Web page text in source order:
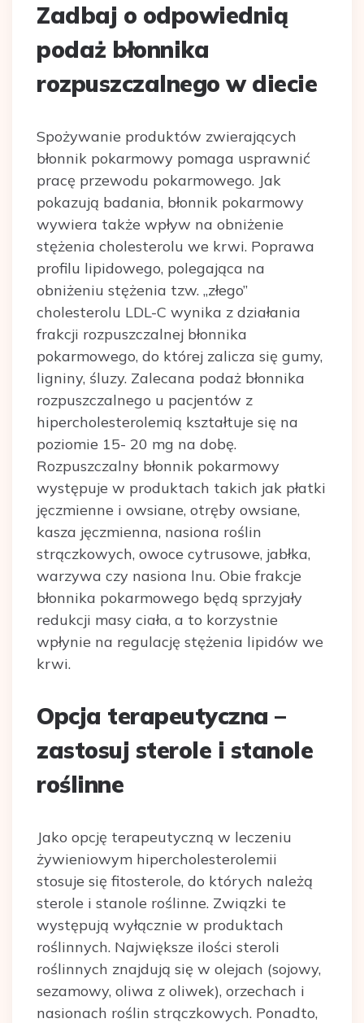
Zadbaj o odpowiednią
podaż błonnika
rozpuszczalnego w diecie
Spożywanie produktów zwierających
błonnik pokarmowy pomaga usprawnić
pracę przewodu pokarmowego. Jak
pokazują badania, błonnik pokarmowy
wywiera także wpływ na obniżenie
stężenia cholesterolu we krwi. Poprawa
profilu lipidowego, polegająca na
obniżeniu stężenia tzw. ,,złego”
cholesterolu LDL-C wynika z działania
frakcji rozpuszczalnej błonnika
pokarmowego, do której zalicza się gumy,
ligniny, śluzy. Zalecana podaż błonnika
rozpuszczalnego u pacjentów z
hipercholesterolemią kształtuje się na
poziomie 15- 20 mg na dobę.
Rozpuszczalny błonnik pokarmowy
występuje w produktach takich jak płatki
jęczmienne i owsiane, otręby owsiane,
kasza jęczmienna, nasiona roślin
strączkowych, owoce cytrusowe, jabłka,
warzywa czy nasiona lnu. Obie frakcje
błonnika pokarmowego będą sprzyjały
redukcji masy ciała, a to korzystnie
wpłynie na regulację stężenia lipidów we
krwi.
Opcja terapeutyczna –
zastosuj sterole i stanole
roślinne
Jako opcję terapeutyczną w leczeniu
żywieniowym hipercholesterolemii
stosuje się fitosterole, do których należą
sterole i stanole roślinne. Związki te
występują wyłącznie w produktach
roślinnych. Największe ilości steroli
roślinnych znajdują się w olejach (sojowy,
sezamowy, oliwa z oliwek), orzechach i
nasionach roślin strączkowych. Ponadto,